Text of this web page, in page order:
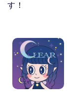
す！